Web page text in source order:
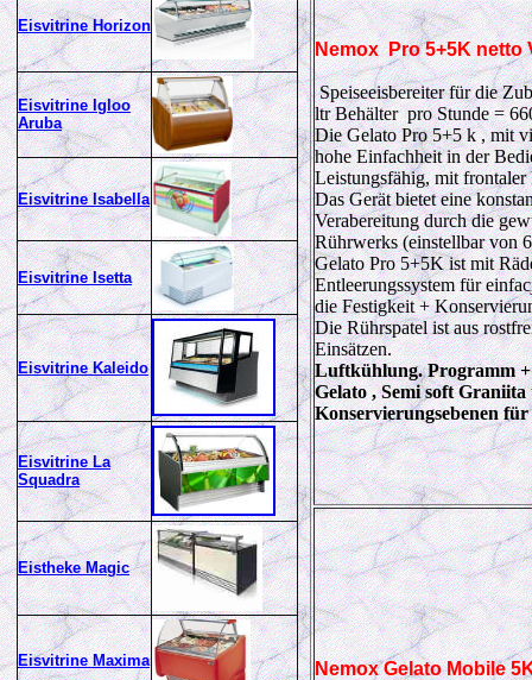
Eisvitrine Horizon
Eisvitrine Igloo
Aruba
Eisvitrine Isabella
Eisvitrine Isetta
Eisvitrine Kaleido
Eisvitrine La
Squadra
Eistheke Magic
Eisvitrine Maxima
Nemox Pro 5+5Knetto
Speiseeisbereiter für die
ltr Behälter pro Stunde =
Die Gelato Pro 5+5 k , mit
hohe Einfachheit in der
Leistungsfähig, mit frontaler
Das Gerät bietet eine
Verabereitung durch die
Rührwerks (einstellbar von
Gelato Pro 5+5K ist mit
Entleerungssystem für
die Festigkeit +
Die Rührspatel ist aus
Einsätzen.
Luftkühlung. Programm +
Gelato , Semi soft
Konservierungsebenen
NemoxGelato Mobile